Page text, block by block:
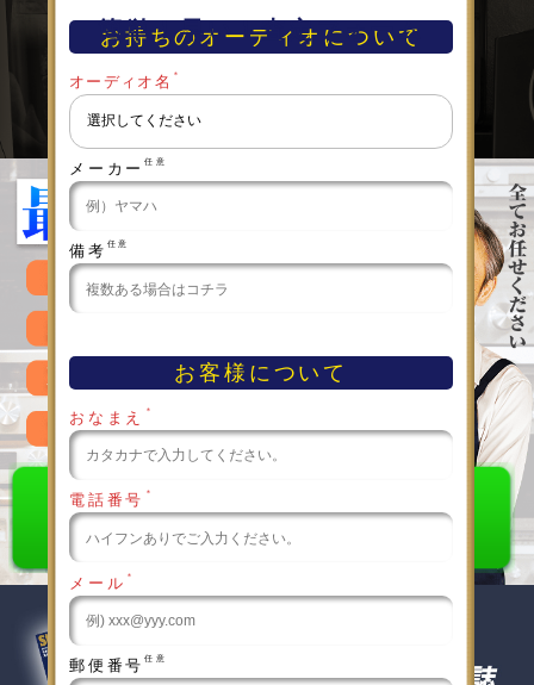
簡単！早い！査定フォーム
お持ちのオーディオについて
オーディオ名 ＊
メーカー 任意
備考 任意
お客様について
おなまえ ＊
電話番号 ＊
メール ＊
郵便番号 任意
0120-789-986